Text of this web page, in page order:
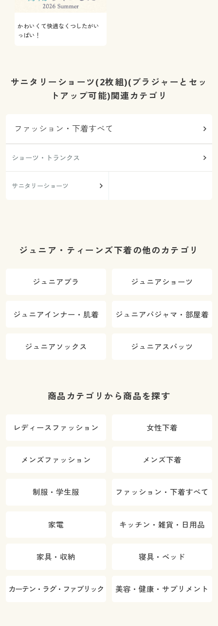
かわいくて快適なくつしたがい
っぱい！
サニタリーショーツ(2枚組)(ブラジャーとセッ
トアップ可能)関連カテゴリ
ファッション・下着すべて
ショーツ・トランクス
サニタリーショーツ
ジュニア・ティーンズ下着の他のカテゴリ
ジュニアブラ ジュニアショーツ
ジュニアインナー・肌着 ジュニアパジャマ・部屋着
ジュニアソックス ジュニアスパッツ
商品カテゴリから商品を探す
レディースファッション 女性下着
メンズファッション メンズ下着
制服・学生服 ファッション・下着すべて
家電 キッチン・雑貨・日用品
家具・収納 寝具・ベッド
カーテン・ラグ・ファブリック 美容・健康・サプリメント